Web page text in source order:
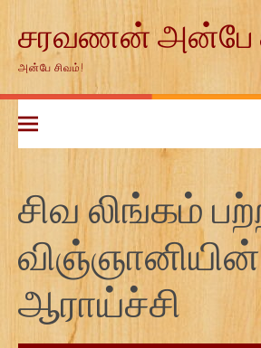
contentசரவணன் அன்பே
அன்பே சிவம்!
சிவ லிங்கம்
விஞ்ஞானியின்
ஆராய்ச்சி